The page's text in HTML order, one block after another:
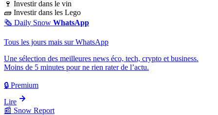
🍷 Investir dans le vin
🧱 Investir dans les Lego
🗞️ Daily Snow WhatsApp
Tous les jours mais sur WhatsApp
Une sélection des meilleures news éco, tech, crypto et business.
Moins de 5 minutes pour ne rien rater de l’actu.
🔒 Premium
Lire
📰 Snow Report